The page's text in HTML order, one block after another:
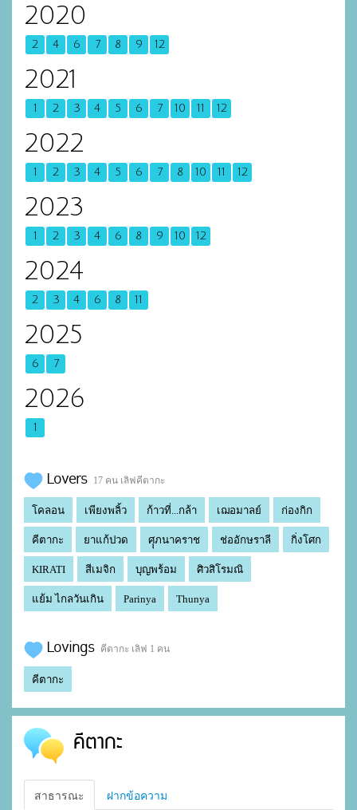
2020
2 4 6 7 8 9 12
2021
1 2 3 4 5 6 7 10 11 12
2022
1 2 3 4 5 6 7 8 10 11 12
2023
1 2 3 4 6 8 9 10 12
2024
2 3 4 6 8 11
2025
6 7
2026
1
Lovers 17 คน เลิฟคีตากะ
โคลอน เพียงพลิ้ว ก้าวที่...กล้า เฌอมาลย์ ก่องกิก
คีตากะ ยาแก้ปวด ศุุภนาคราช ช่ออักษราลี กิ่งโศก
KIRATI สีเมจิก บุญพร้อม ศิวสิโรมณิ
แย้ม ไกลวันเกิน Parinya Thunya
Lovings คีตากะ เลิฟ 1 คน
คีตากะ
คีตากะ
สาธารณะ ฝากข้อความ